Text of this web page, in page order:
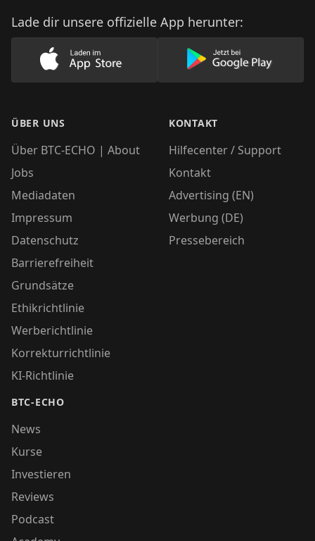
Lade dir unsere offizielle App herunter:
Lade unsere App im AppStore herunter
Lade unsere
ÜBER UNS
Über BTC-ECHO | About
Jobs
Mediadaten
Impressum
Datenschutz
Barrierefreiheit
Grundsätze
Ethikrichtlinie
Werberichtlinie
Korrekturrichtlinie
KI-Richtlinie
BTC-ECHO
News
Kurse
Investieren
Reviews
Podcast
KONTAKT
Hilfecenter / Support
Kontakt
Advertising (EN)
Werbung (DE)
Pressebereich